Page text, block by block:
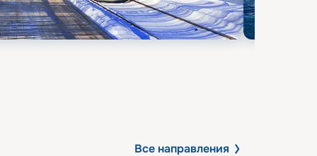
Все направления